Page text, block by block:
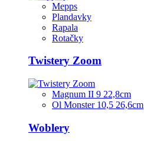
Mepps
Plandavky
Rapala
Rotačky
Twistery Zoom
Magnum II 9 22,8cm
Ol Monster 10,5 26,6cm
Woblery